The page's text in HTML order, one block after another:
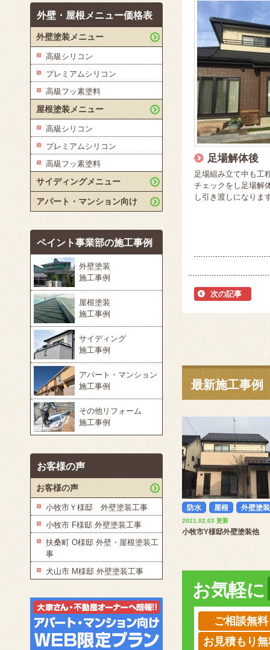
足場解体後
足場組み立て中も工
チェックをし足場解
し引き渡しになりま
次の記事
最新施工事例
防水 屋根 外壁塗装
2021.02.03 更新
小牧市Y様邸外壁塗装他
お気軽に
ご相談無料
お見積もり
外壁・屋根メニュー価格表
外壁塗装メニュー
高級シリコン
プレミアムシリコン
高級フッ素塗料
屋根塗装メニュー
高級シリコン
プレミアムシリコン
高級フッ素塗料
サイディングメニュー
アパート・マンション向け
ペイント事業部の施工事例
外壁塗装
施工事例
屋根塗装
施工事例
サイディング
施工事例
アパート・マンション
施工事例
その他リフォーム
施工事例
お客様の声
お客様の声
小牧市Ｙ様邸 外壁塗装工事
小牧市 F様邸 外壁塗装工事
扶桑町 O様邸 外壁・屋根塗装工
事
犬山市 M様邸 外壁塗装工事